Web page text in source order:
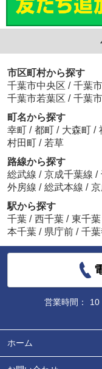
市区町村から探す
千葉市中央区 / 千葉
千葉市若葉区 / 千葉
町名から探す
幸町 / 都町 / 大森町 /
村田町 / 若草
路線から探す
総武線 / 京成千葉線 /
外房線 / 総武本線 /
駅から探す
千葉 / 西千葉 / 東千葉
本千葉 / 県庁前 / 千
営業時間：
10
ホーム